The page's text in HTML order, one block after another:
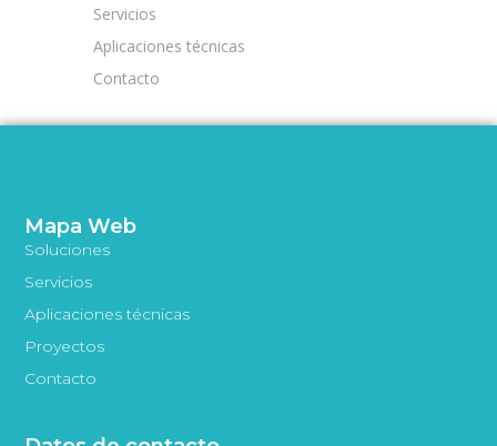
Servicios
Aplicaciones técnicas
Contacto
Mapa Web
Soluciones
Servicios
Aplicaciones técnicas
Proyectos
Contacto